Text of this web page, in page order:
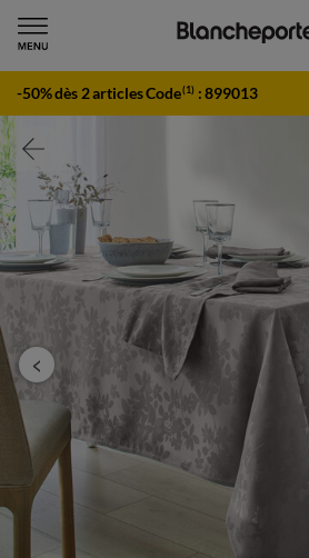
-50% dès 2 articles Code(1) :899013